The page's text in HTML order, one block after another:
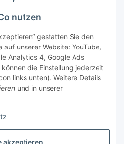
Fragen zu
67 37 27
nutzen
gestatten Sie den
auf unserer Website: YouTube,
Analytics 4, Google Ads
die Einstellung jederzeit
links unten). Weitere Details
und in unserer
akzeptieren